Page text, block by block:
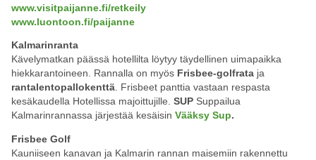
www.visitpaijanne.fi/retkeily
www.luontoon.fi/paijanne
Kalmarinranta
Kävelymatkan päässä hotellilta löytyy täydellinen uimapaikka
hiekkarantoineen. Rannalla on myös Frisbee-golfrataja
rantalentopallokenttä. Frisbeet panttia vastaan respasta
kesäkaudella Hotellissa majoittujille. SUPSuppailua
Kalmarinrannassa järjestää kesäisin Vääksy Sup.
Frisbee Golf
Kauniiseen kanavan ja Kalmarin rannan maisemiin rakennettu